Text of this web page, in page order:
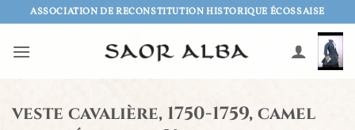
Passer
au
contenu
ASSOCIATION DE RECONSTITUTION HISTORIQUE ÉCOSSAISE
veste cavalière, 1750-1759, camel